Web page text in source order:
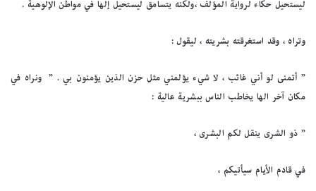
ليستحيل حكاء لرواية المؤلف ،ولكنه يتسامق ليستحيل إلها في مواطن الإلوهية .
وتراه ، وقد استغرقته بشريته ، ليقول :
” أتمنى لو أني غائب ، لا شيء يؤلمني مثل حزن الذين يؤمنون بي . ” ونراه في
مكان آخر الها يخاطب الناس ببشرية عالية :
” ذو الشرى ينقل لكم البشرى ،
في قادم الأيام سيأتيكم ،